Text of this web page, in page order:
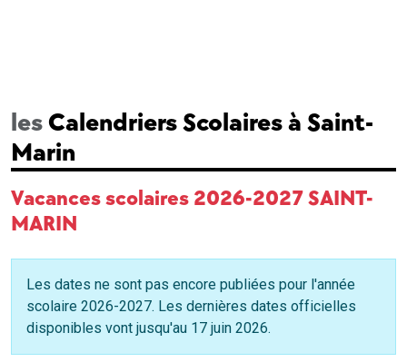
lesCalendriers Scolaires à Saint-
Marin
Vacances scolaires 2026-2027 SAINT-
MARIN
Les dates ne sont pas encore publiées pour l'année
scolaire 2026-2027. Les dernières dates officielles
disponibles vont jusqu'au 17 juin 2026.